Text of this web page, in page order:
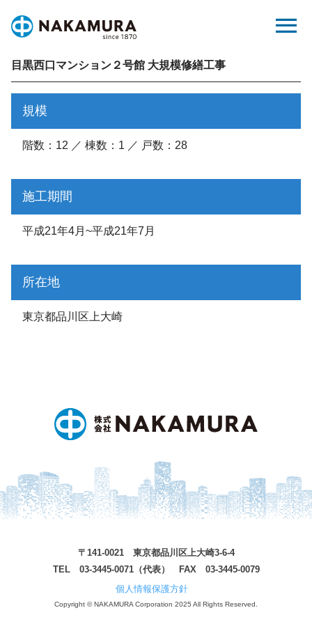
content
menu
目黒西口マンション２号館 大規模修繕工事
規模
階数：12 ／ 棟数：1 ／ 戸数：28
施工期間
平成21年4月~平成21年7月
所在地
東京都品川区上大崎
〒141-0021 東京都品川区上大崎3-6-4
TEL 03-3445-0071（代表） FAX 03-3445-0079
個人情報保護方針
Copyright © NAKAMURA Corporation 2025 All Rights Reserved.